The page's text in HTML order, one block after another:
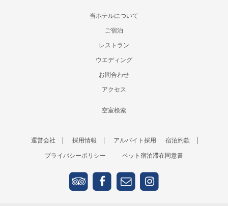
当ホテルについて
ご宿泊
レストラン
ウエディング
お問合わせ
アクセス
空室検索
運営会社 採用情報 アルバイト採用 宿泊約款
プライバシーポリシー ペット宿泊滞在同意書